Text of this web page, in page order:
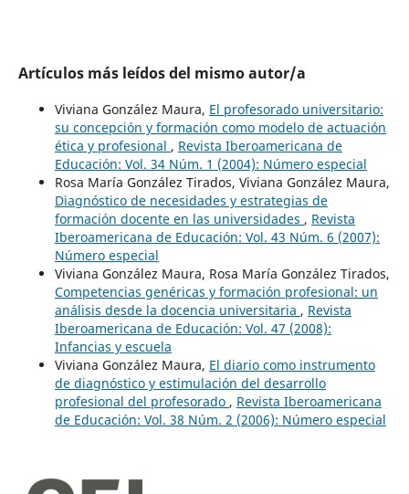
Artículos más leídos del mismo autor/a
Viviana González Maura, El profesorado universitario:
su concepción y formación como modelo de actuación
ética y profesional , Revista Iberoamericana de
Educación: Vol. 34 Núm. 1 (2004): Número especial
Rosa María González Tirados, Viviana González Maura,
Diagnóstico de necesidades y estrategias de
formación docente en las universidades , Revista
Iberoamericana de Educación: Vol. 43 Núm. 6 (2007):
Número especial
Viviana González Maura, Rosa María González Tirados,
Competencias genéricas y formación profesional: un
análisis desde la docencia universitaria , Revista
Iberoamericana de Educación: Vol. 47 (2008):
Infancias y escuela
Viviana González Maura, El diario como instrumento
de diagnóstico y estimulación del desarrollo
profesional del profesorado , Revista Iberoamericana
de Educación: Vol. 38 Núm. 2 (2006): Número especial